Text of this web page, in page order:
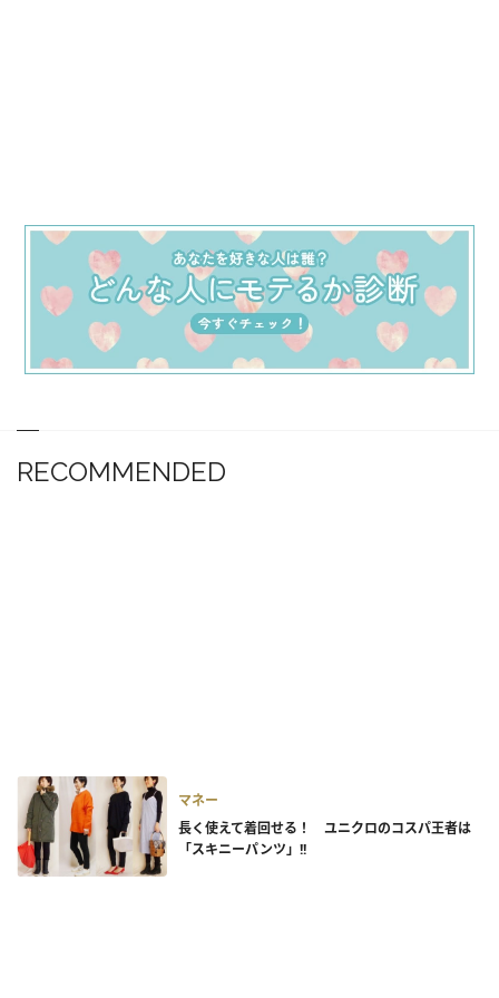
RECOMMENDED
マネー
長く使えて着回せる！ ユニクロのコスパ王者は
「スキニーパンツ」!!